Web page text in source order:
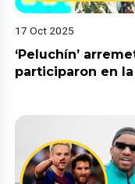
17 Oct 2025
‘Peluchín’
participaron en la